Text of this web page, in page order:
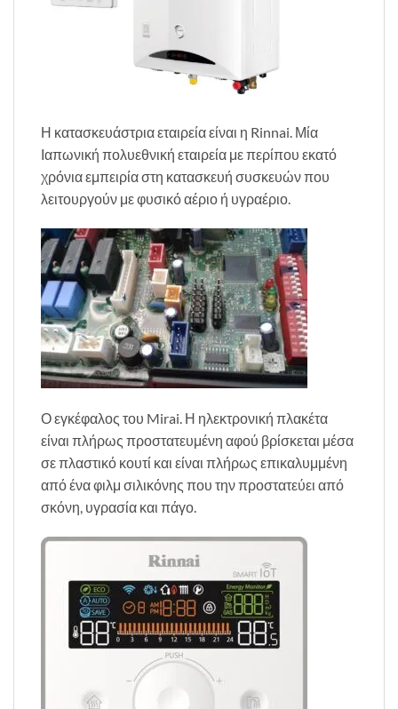
Η κατασκευάστρια εταιρεία είναι η Rinnai. Μία
Ιαπωνική πολυεθνική εταιρεία με περίπου εκατό
χρόνια εμπειρία στη κατασκευή συσκευών που
λειτουργούν με φυσικό αέριο ή υγραέριο.
Ο εγκέφαλος του Mirai. Η ηλεκτρονική πλακέτα
είναι πλήρως προστατευμένη αφού βρίσκεται μέσα
σε πλαστικό κουτί και είναι πλήρως επικαλυμμένη
από ένα φιλμ σιλικόνης που την προστατεύει από
σκόνη, υγρασία και πάγο.